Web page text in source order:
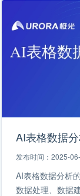
AI表格数据
发布时间：2025-
AI表格数据分析
数据处理、数据